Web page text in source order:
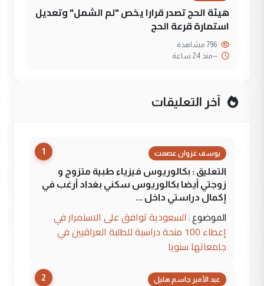
هيئة الحج تصدر قرارا يخص "لم الشمل" وتعديل
استمارة قرعة الحج
--منذ 24 ساعة
آخر التعليقات
1 يوسف غزوان عصمت
التعليق : بكالوريوس فيزياء طبية متزوج و
زوجتي أيضا بكالوريوس سكني بغداد أرغب في
إكمال دراستي داخل ...
الموضوع : السعودية توافق على الاستمرار في
إعطاء 100 منحة دراسية للطلبة العراقيين في
جامعاتها سنويا
2 عبد الأمير جاسم هليل